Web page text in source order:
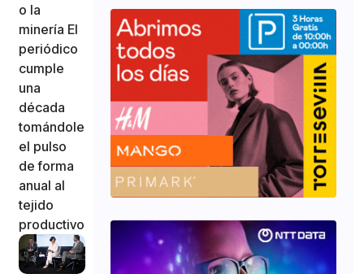
o la
minería El
periódico
cumple
una
década
tomándole
el pulso
de forma
anual al
tejido
productivo